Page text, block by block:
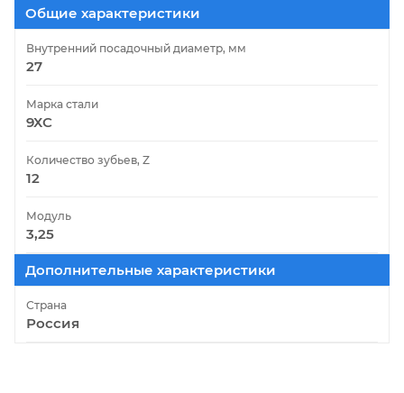
Общие характеристики
Внутренний посадочный диаметр, мм
27
Марка стали
9ХС
Количество зубьев, Z
12
Модуль
3,25
Дополнительные характеристики
Страна
Россия